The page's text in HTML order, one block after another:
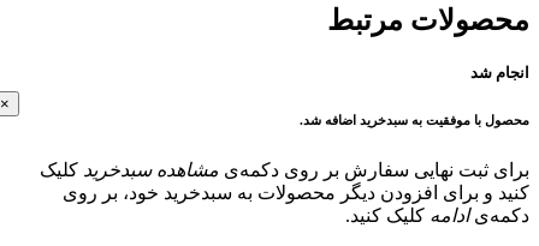
مرتبط
شد
با موفقیت به سبدخرید اضافه شد.
ثبت نهایی سفارش بر روی دکمه‌یمشاهده سبدخریدکلیک
و برای افزودن دیگر محصولات به سبدخرید خود، بر روی
ادامهکلیک کنید.